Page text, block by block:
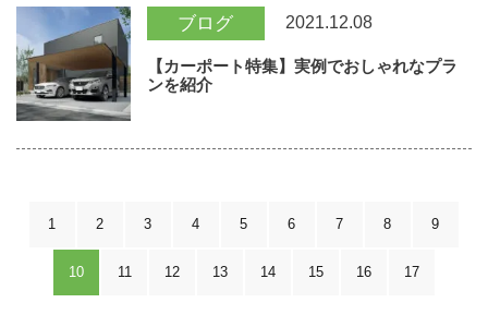
ブログ 2021.12.08
【カーポート特集】実例でおしゃれなプラ
ンを紹介
1 2 3 4 5 6 7 8 9
10 11 12 13 14 15 16 17